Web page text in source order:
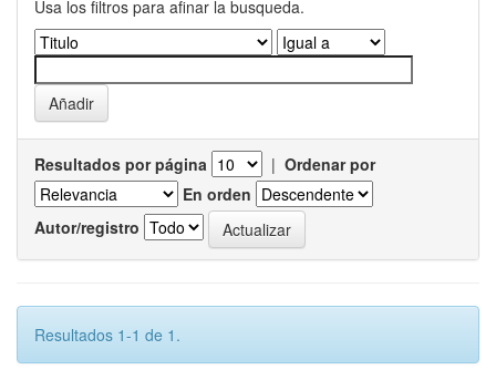
Usa los filtros para afinar la busqueda.
Resultados por página | Ordenar por
En orden
Autor/registro
Resultados 1-1 de 1.